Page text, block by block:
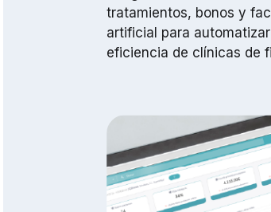
tratamientos, bonos y
artificial para
eficiencia de clínicas de